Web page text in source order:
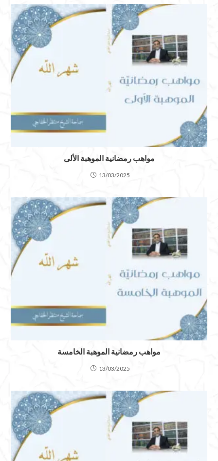
مواهب رمضانية الموهبة الألى
13/03/2025
مواهب رمضانية الموهبة الخامسة
13/03/2025